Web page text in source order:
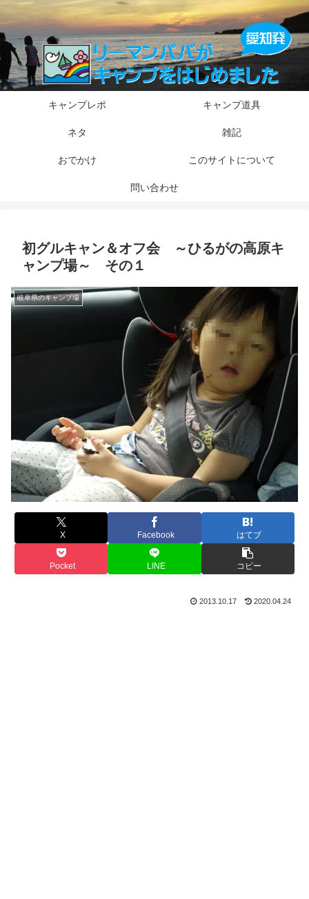
キャンプレポ キャンプ道具
ネタ 雑記
おでかけ このサイトについて
問い合わせ
初グルキャン＆オフ会 ～ひるがの高原キ
ャンプ場～ その１
岐阜県のキャンプ場
X Facebook はてブ
Pocket LINE コピー
2013.10.17 2020.04.24